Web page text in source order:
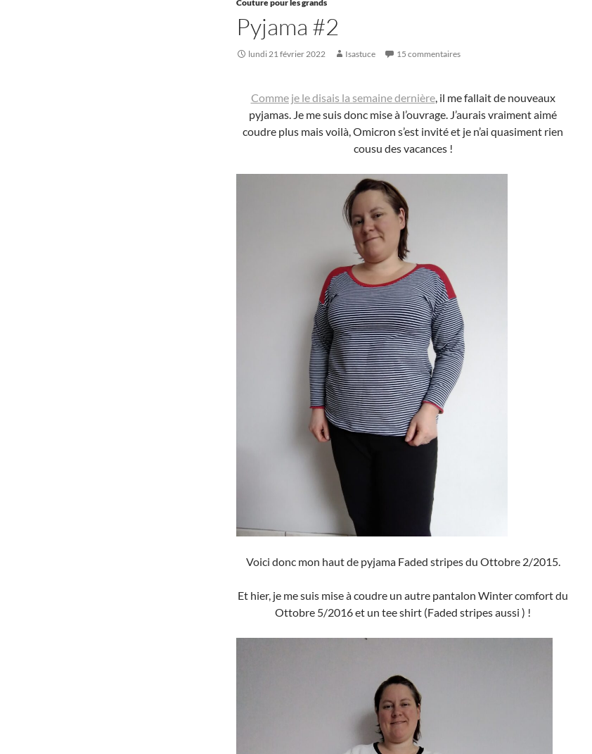
Couture pour les grands
Pyjama #2
lundi 21 février 2022 Isastuce 15 commentaires
Comme je le disais la semaine dernière, il me fallait de nouveaux
pyjamas. Je me suis donc mise à l’ouvrage. J’aurais vraiment aimé
coudre plus mais voilà, Omicron s’est invité et je n’ai quasiment rien
cousu des vacances !
Voici donc mon haut de pyjama Faded stripes du Ottobre 2/2015.
Et hier, je me suis mise à coudre un autre pantalon Winter comfort du
Ottobre 5/2016 et un tee shirt (Faded stripes aussi ) !